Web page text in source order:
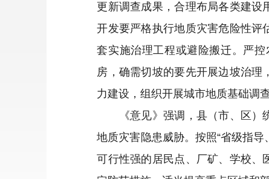
更新调查成果，合理布局各类建设
开发要严格执行地质灾害危险性评
套实施治理工程或避险搬迁。严
房，确需切坡的要先开展边坡治
力建设，组织开展城市地质基础调
《意见》强调，县（市、区）统
地质灾害隐患威胁。按照“省级指
可行性强的居民点、厂矿、学校、